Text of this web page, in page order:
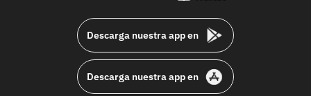
Descarga nuestra app en
Descarga nuestra app en